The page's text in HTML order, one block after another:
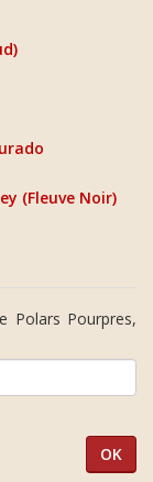
(Fleuve Noir)
Polars Pourpres,